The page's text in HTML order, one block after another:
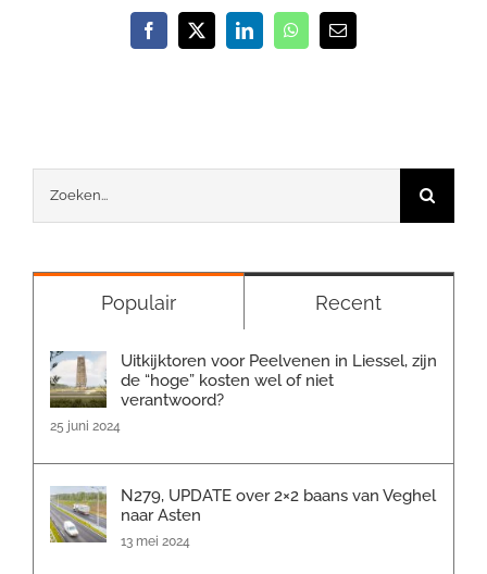
Facebook
X LinkedInWhatsApp
E-
mail
Zoeken
naar:
Populair Recent
Uitkijktoren voor Peelvenen in Liessel, zijn
de “hoge” kosten wel of niet
verantwoord?
25 juni 2024
N279, UPDATE over 2×2 baans van Veghel
naar Asten
13 mei 2024